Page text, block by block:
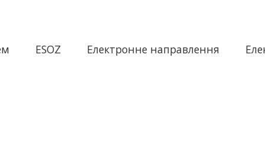
ESOZ Електронне направлення